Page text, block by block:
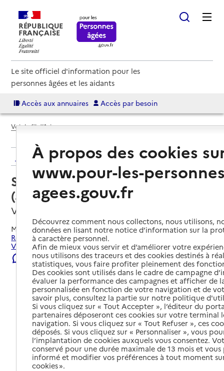
RÉPUBLIQUE
FRANÇAISE
Le site officiel d'information pour les
personnes âgées et les aidants
Accès aux annuaires Accès par besoin
Voir le fil d’Ariane
Retour aux résultats de l'annuaire
Service autonomie à domicile
(aide) – Éop la
Villefranche-de-Rouergue, AVEYRON
Mis à jour le23/07/2026
Rechercher les établissements et services autour de
Villefranche-de-Rouergue.
Signaler une erreur
À propos des cookies
www.pour-les-
agees.gouv.fr
Découvrez comment nous collectons, nous utilisons,
données en lisant notre notice d’information sur la
à caractère personnel.
Afin de mieux vous servir et d’améliorer votre
nous utilisons des traceurs et des cookies destinés à
statistiques, vous faire profiter pleinement des
Des cookies sont utilisés dans le cadre de campagne
évaluer la performance des campagnes et afficher de
personnalisée en fonction de votre navigation et de
savoir plus, consultez la partie sur notre politique
Si vous cliquez sur « Tout Accepter », l’éditeur du
partenaires déposeront ces cookies sur votre terminal
navigation. Si vous cliquez sur « Tout Refuser », ces
déposés. Si vous cliquez sur « Personnaliser », vous
l’implantation de cookies auxquels vous consentez.
conservé pour une durée maximale de 13 mois et
informé et modifier vos préférences à tout moment
cookies ».